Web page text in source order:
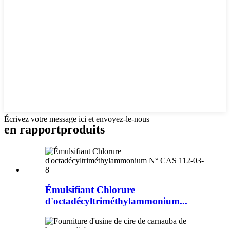
Écrivez votre message ici et envoyez-le-nous
en rapportproduits
Émulsifiant Chlorure
d'octadécyltriméthylammonium...